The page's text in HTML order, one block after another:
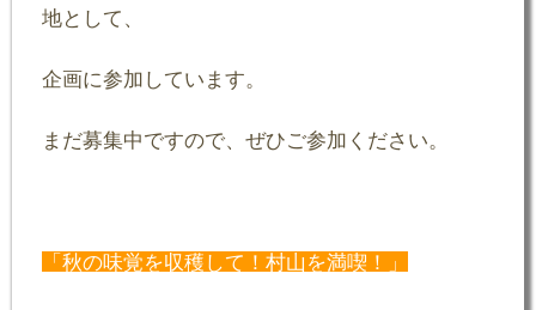
地として、
企画に参加しています。
まだ募集中ですので、ぜひご参加ください。
「秋の味覚を収穫して！村山を満喫！」